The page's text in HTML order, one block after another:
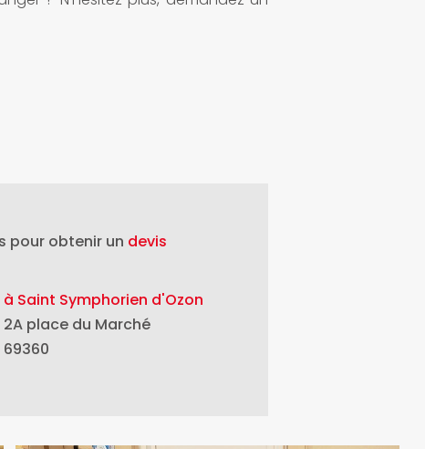
pour obtenir un devis
à Saint Symphorien d'Ozon
2A place du Marché
69360